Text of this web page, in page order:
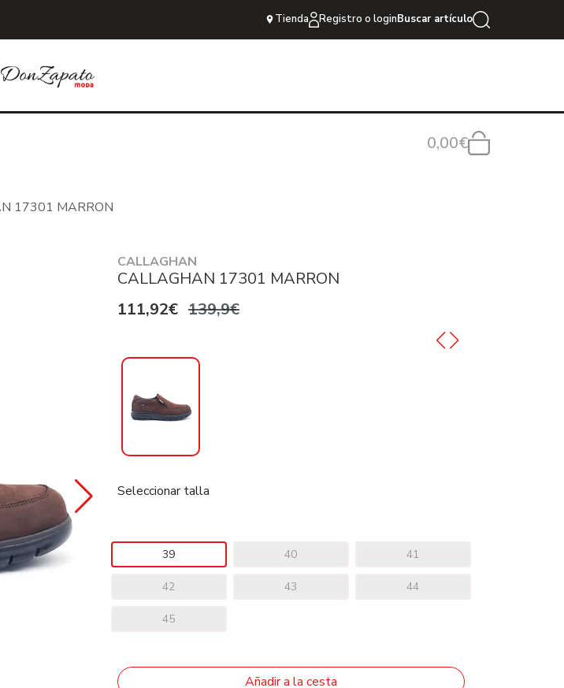
Tienda Registro o loginBuscar artículo
0,00€
17301 MARRON
CALLAGHAN
CALLAGHAN 17301 MARRON
111,92€ 139,9€
Seleccionar talla
39 40 41
42 43 44
45